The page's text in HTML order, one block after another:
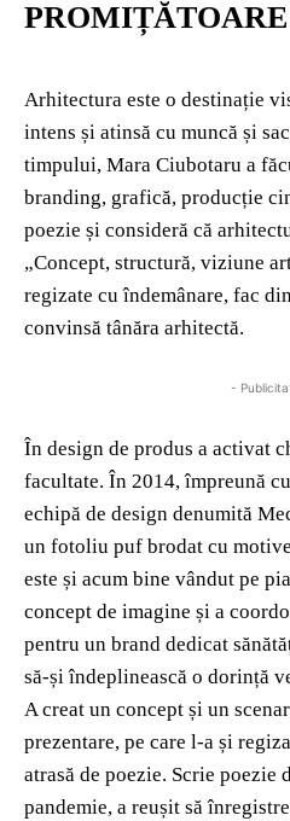
PROMIȚĂTOARE
Arhitectura este o destinație
intens și atinsă cu muncă și
timpului, Mara Ciubotaru a
branding, grafică, producție
poezie și consideră că
„Concept, structură, viziune
regizate cu îndemânare, fac
convinsă tânăra arhitectă.
-
În design de produs a activat
facultate. În 2014, împreună
echipă de design denumită
un fotoliu puf brodat cu
este și acum bine vândut pe
concept de imagine și a
pentru un brand dedicat
să-și îndeplinească o dorință
A creat un concept și un
prezentare, pe care l-a și
atrasă de poezie. Scrie poezie
pandemie, a reușit să